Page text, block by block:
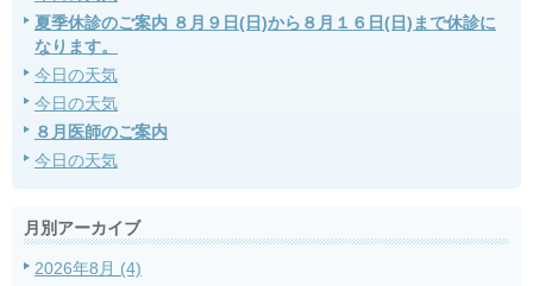
夏季休診のご案内 ８月９日(日)から８月１６日(日)まで休診に
なります。
今日の天気
今日の天気
８月医師のご案内
今日の天気
月別アーカイブ
2026年8月 (4)